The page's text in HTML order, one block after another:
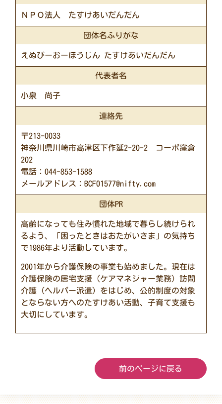
ＮＰＯ法人 たすけあいだんだん
団体名ふりがな
えぬぴーおーほうじん たすけあいだんだん
代表者名
小泉 尚子
連絡先
〒213-0033
神奈川県川崎市高津区下作延2-20-2 コーポ窪倉
202
電話：044-853-1588
メールアドレス：BCF01577@nifty.com
団体PR
高齢になっても住み慣れた地域で暮らし続けられ
るよう、「困ったときはおたがいさま」の気持ち
で1986年より活動しています。
2001年から介護保険の事業も始めました。現在は
介護保険の居宅支援（ケアマネジャー業務）訪問
介護（ヘルパー派遣）をはじめ、公的制度の対象
とならない方へのたすけあい活動、子育て支援も
大切にしています。
前のページに戻る